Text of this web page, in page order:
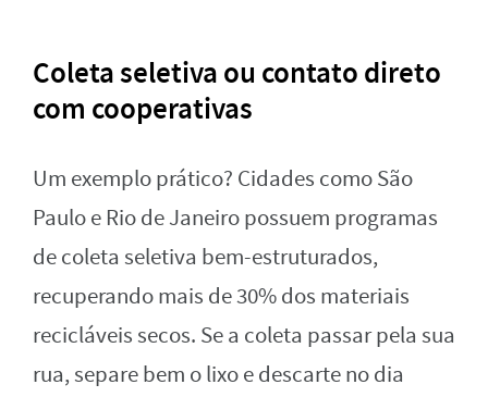
Coleta seletiva ou contato direto
com cooperativas
Um exemplo prático? Cidades como São
Paulo e Rio de Janeiro possuem programas
de coleta seletiva bem-estruturados,
recuperando mais de 30% dos materiais
recicláveis secos. Se a coleta passar pela sua
rua, separe bem o lixo e descarte no dia